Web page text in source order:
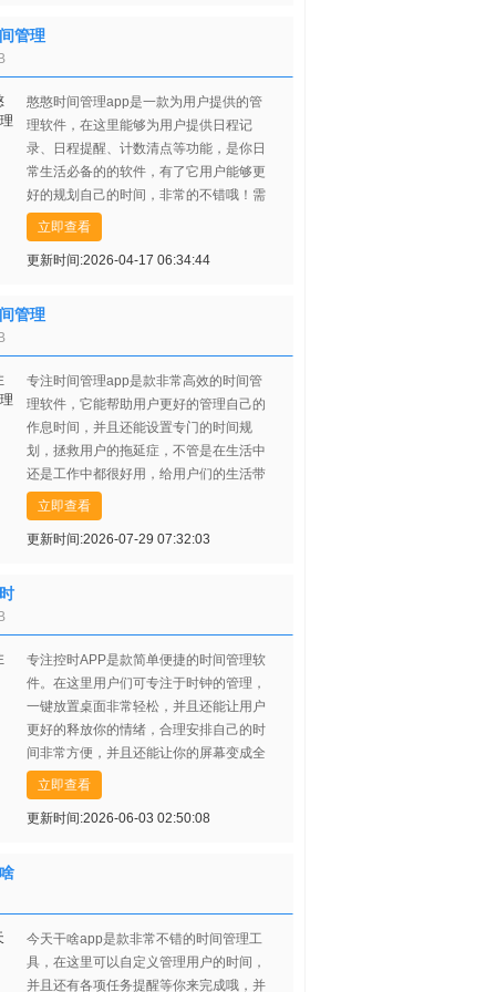
管理
憨憨时间管理app是一款为用户提供的管
理软件，在这里能够为用户提供日程记
录、日程提醒、计数清点等功能，是你日
常生活必备的的软件，有了它用户能够更
好的规划自己的时间，非常的不错哦！需
要的欢迎下载！
立即查看
更新时间:2026-04-17 06:34:44
管理
专注时间管理app是款非常高效的时间管
理软件，它能帮助用户更好的管理自己的
作息时间，并且还能设置专门的时间规
划，拯救用户的拖延症，不管是在生活中
还是工作中都很好用，给用户们的生活带
来了很好的把控，有兴趣的话赶紧来下载
看看吧！
立即查看
更新时间:2026-07-29 07:32:03
专注控时APP是款简单便捷的时间管理软
件。在这里用户们可专注于时钟的管理，
一键放置桌面非常轻松，并且还能让用户
更好的释放你的情绪，合理安排自己的时
间非常方便，并且还能让你的屏幕变成全
屏翻译时钟哦，有兴趣的用户们赶紧来下
载试试吧！
立即查看
更新时间:2026-06-03 02:50:08
今天干啥app是款非常不错的时间管理工
具，在这里可以自定义管理用户的时间，
并且还有各项任务提醒等你来完成哦，并